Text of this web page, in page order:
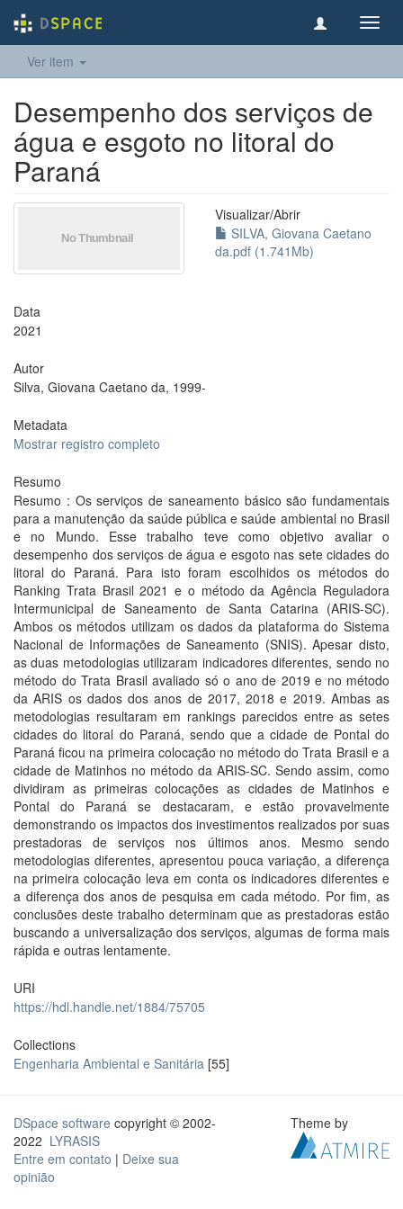
Ver item
Desempenho dos serviços de
água e esgoto no litoral do
Paraná
Visualizar/Abrir
SILVA, Giovana Caetano
da.pdf (1.741Mb)
Data
2021
Autor
Silva, Giovana Caetano da, 1999-
Metadata
Mostrar registro completo
Resumo
Resumo : Os serviços de saneamento básico são fundamentais
para a manutenção da saúde pública e saúde ambiental no Brasil
e no Mundo. Esse trabalho teve como objetivo avaliar o
desempenho dos serviços de água e esgoto nas sete cidades do
litoral do Paraná. Para isto foram escolhidos os métodos do
Ranking Trata Brasil 2021 e o método da Agência Reguladora
Intermunicipal de Saneamento de Santa Catarina (ARIS-SC).
Ambos os métodos utilizam os dados da plataforma do Sistema
Nacional de Informações de Saneamento (SNIS). Apesar disto,
as duas metodologias utilizaram indicadores diferentes, sendo no
método do Trata Brasil avaliado só o ano de 2019 e no método
da ARIS os dados dos anos de 2017, 2018 e 2019. Ambas as
metodologias resultaram em rankings parecidos entre as setes
cidades do litoral do Paraná, sendo que a cidade de Pontal do
Paraná ficou na primeira colocação no método do Trata Brasil e a
cidade de Matinhos no método da ARIS-SC. Sendo assim, como
dividiram as primeiras colocações as cidades de Matinhos e
Pontal do Paraná se destacaram, e estão provavelmente
demonstrando os impactos dos investimentos realizados por suas
prestadoras de serviços nos últimos anos. Mesmo sendo
metodologias diferentes, apresentou pouca variação, a diferença
na primeira colocação leva em conta os indicadores diferentes e
a diferença dos anos de pesquisa em cada método. Por fim, as
conclusões deste trabalho determinam que as prestadoras estão
buscando a universalização dos serviços, algumas de forma mais
rápida e outras lentamente.
URI
https://hdl.handle.net/1884/75705
Collections
Engenharia Ambiental e Sanitária [55]
DSpace software copyright © 2002-
2022 LYRASIS
Entre em contato | Deixe sua
opinião
Theme by